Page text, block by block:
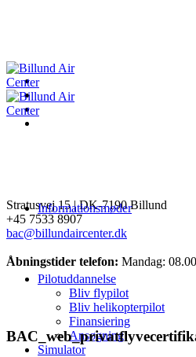
Stratusvej 15 |DK-7190 Billund
+45 7533 8907
bac@billundaircenter.dk
Åbningstider telefon: Mandag:
Informationsmøder
Pilotuddannelse
Bliv flypilot
Bliv helikopterpilot
Finansiering
Ansøgning
Simulator